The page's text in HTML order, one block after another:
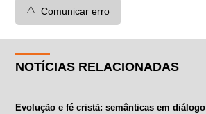
⚠️ Comunicar erro
NOTÍCIAS RELACIONADAS
Evolução e fé cristã: semânticas em diálogo